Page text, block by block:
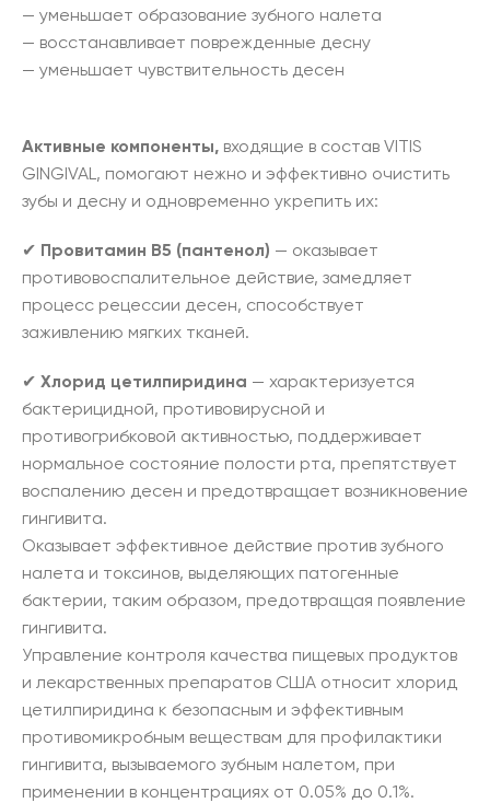
— уменьшает образование зубного налета
— восстанавливает поврежденные десну
— уменьшает чувствительность десен
Активные компоненты, входящие в состав VITIS
GINGIVAL, помогают нежно и эффективно очистить
зубы и десну и одновременно укрепить их:
✔ Провитамин B5 (пантенол) — оказывает
противовоспалительное действие, замедляет
процесс рецессии десен, способствует
заживлению мягких тканей.
✔ Хлорид цетилпиридина — характеризуется
бактерицидной, противовирусной и
противогрибковой активностью, поддерживает
нормальное состояние полости рта, препятствует
воспалению десен и предотвращает возникновение
гингивита.
Оказывает эффективное действие против зубного
налета и токсинов, выделяющих патогенные
бактерии, таким образом, предотвращая появление
гингивита.
Управление контроля качества пищевых продуктов
и лекарственных препаратов США относит хлорид
цетилпиридина к безопасным и эффективным
противомикробным веществам для профилактики
гингивита, вызываемого зубным налетом, при
применении в концентрациях от 0.05% до 0.1%.